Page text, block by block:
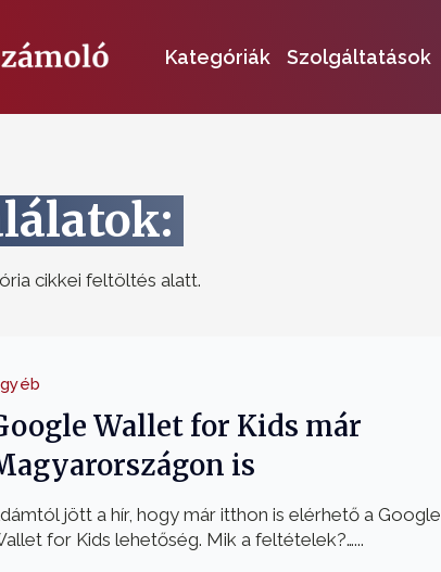
Kategóriák Szolgáltatások
cikkei feltöltés alatt.
Wallet for Kids már
is
jött a hír, hogy már itthon is elérhető a Google
for Kids lehetőség. Mik a feltételek?…...